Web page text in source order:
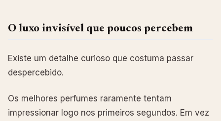
O luxo invisível que poucos percebem
Existe um detalhe curioso que costuma passar
despercebido.
Os melhores perfumes raramente tentam
impressionar logo nos primeiros segundos. Em vez